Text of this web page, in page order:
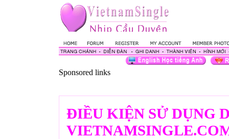
Sponsored links
ĐIỀU KIỆN SỬ DỤNG